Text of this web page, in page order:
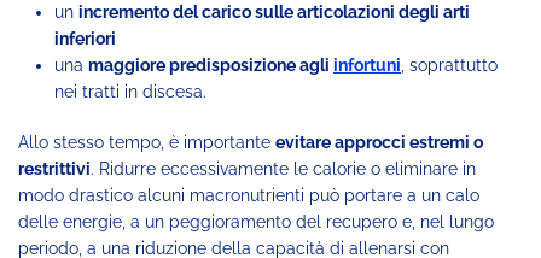
un incremento del carico sulle articolazioni degli arti
inferiori
una maggiore predisposizione agli infortuni , soprattutto
nei tratti in discesa.
Allo stesso tempo, è importante evitare approcci estremi o
restrittivi. Ridurre eccessivamente le calorie o eliminare in
modo drastico alcuni macronutrienti può portare a un calo
delle energie, a un peggioramento del recupero e, nel lungo
periodo, a una riduzione della capacità di allenarsi con